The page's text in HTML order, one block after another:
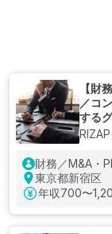
【財
／コ
する
財務／M&A・
東京都新宿区
年収700〜